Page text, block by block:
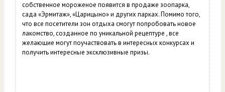
собственное мороженое появится в продаже зоопарка,
сада «Эрмитаж», «Царицыно» и других парках. Помимо того,
что все посетители зон отдыха смогут попробовать новое
лакомство, созданное по уникальной рецептуре , все
желающие могут поучаствовать в интересных конкурсах и
получить интересные эксклюзивные призы.